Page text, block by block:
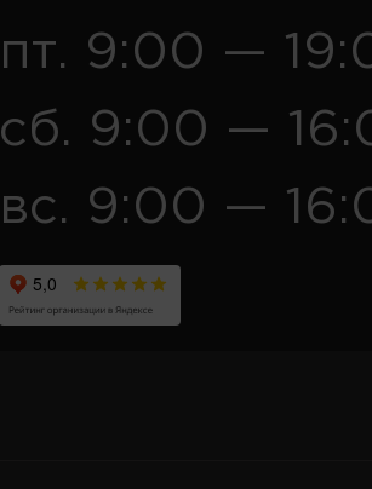
пт. 9:00 —
сб. 9:00 —
вс. 9:00 —